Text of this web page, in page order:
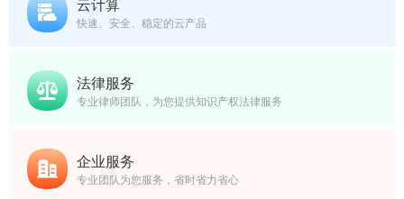
快速、安全、稳定的云产品
法律服务
专业律师团队，为您提供知识产权法律服务
企业服务
专业团队为您服务，省时省力省心